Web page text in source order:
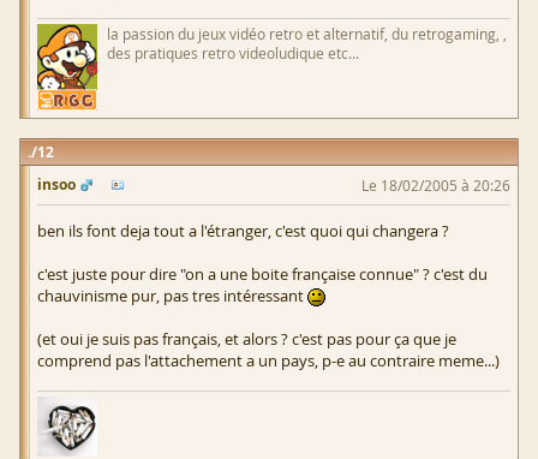
la passion du jeux vidéo retro et alternatif, du retrogaming, ,
des pratiques retro videoludique etc...
12
insoo
Le 18/02/2005 à 20:26
ben ils font deja tout a l'étranger, c'est quoi qui changera ?
c'est juste pour dire "on a une boite française connue" ? c'est du
chauvinisme pur, pas tres intéressant
(et oui je suis pas français, et alors ? c'est pas pour ça que je
comprend pas l'attachement a un pays, p-e au contraire meme...)